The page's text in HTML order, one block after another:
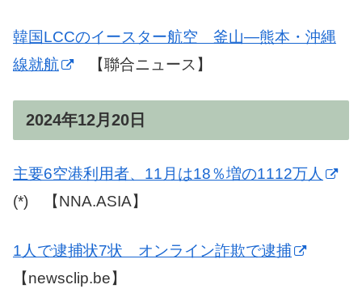
韓国LCCのイースター航空 釜山―熊本・沖縄
線就航
【聯合ニュース】
2024年12月20日
主要6空港利用者、11月は18％増の1112万人
(*) 【NNA.ASIA】
1人で逮捕状7状 オンライン詐欺で逮捕
【newsclip.be】